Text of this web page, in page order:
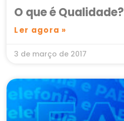
O que é Qualidade?
Ler agora »
3 de março de 2017